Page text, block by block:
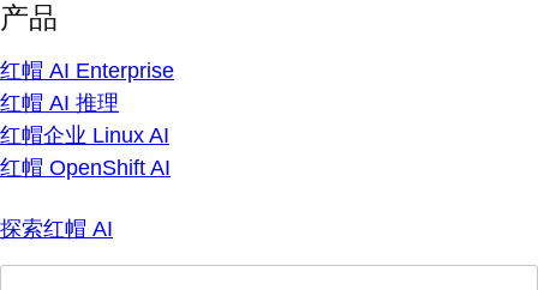
产品
红帽 AI Enterprise
红帽 AI 推理
红帽企业 Linux AI
红帽 OpenShift AI
探索红帽 AI